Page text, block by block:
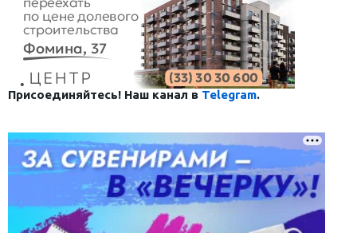
Присоединяйтесь! Наш канал в Telegram.